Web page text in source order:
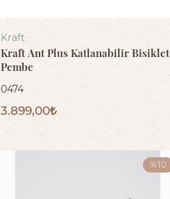
Kraft
Kraft Ant Plus Katlanabilir Bisiklet
Pembe
0474
3.899,00
%10